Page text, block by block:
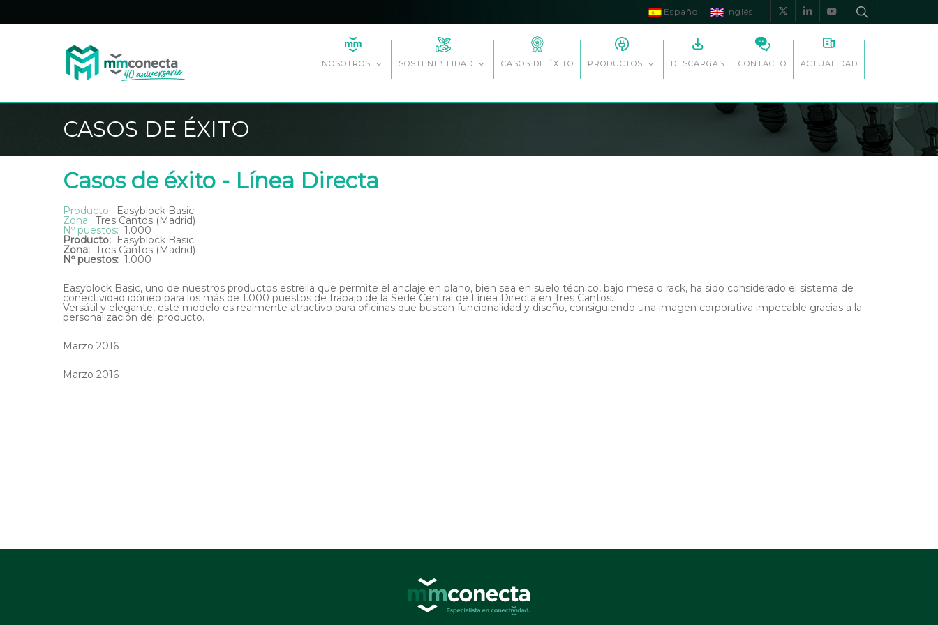
main
x-
linkedinyoutube
Español Inglés
NOSOTROS SOSTENIBILIDAD CASOS DE ÉXITO PRODUCTOS DESCARGAS CONTACTO ACTUALIDAD
CASOS DE ÉXITO
Casos de éxito - Línea Directa
Producto: Easyblock Basic
Zona: Tres Cantos (Madrid)
Nº puestos: 1.000
Producto: Easyblock Basic
Zona: Tres Cantos (Madrid)
Nº puestos: 1.000
Easyblock Basic, uno de nuestros productos estrella que permite el anclaje en plano, bien sea en suelo técnico, bajo mesa o rack, ha sido considerado el sistema de
conectividad idóneo para los más de 1.000 puestos de trabajo de la Sede Central de Línea Directa en Tres Cantos.
Versátil y elegante, este modelo es realmente atractivo para oficinas que buscan funcionalidad y diseño, consiguiendo una imagen corporativa impecable gracias a la
personalización del producto.
Marzo 2016
Marzo 2016